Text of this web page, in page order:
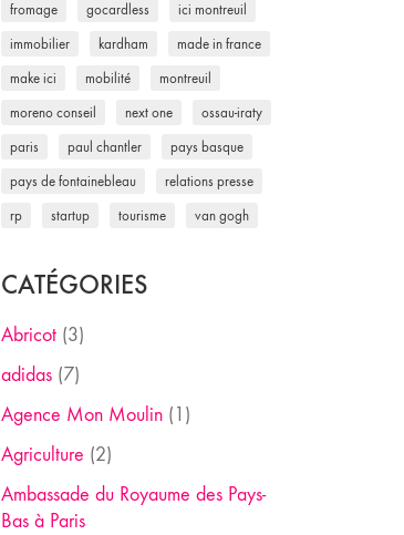
fromage gocardless ici montreuil
immobilier kardham made in france
make ici mobilité montreuil
moreno conseil next one ossau-iraty
paris paul chantler pays basque
pays de fontainebleau relations presse
rp startup tourisme van gogh
CATÉGORIES
Abricot(3)
adidas(7)
Agence Mon Moulin(1)
Agriculture (2)
Ambassade du Royaume des Pays-
Bas à Paris